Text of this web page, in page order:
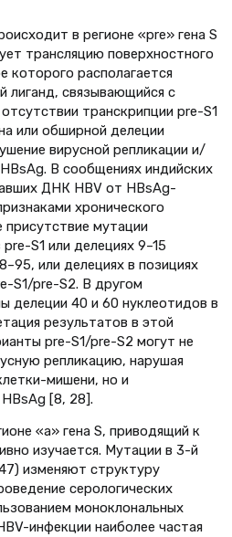
в регионе «pre» гена S
трансляцию поверхностного
которого располагается
лиганд, связывающийся с
транскрипции pre-S1
или обширной делеции
вирусной репликации и/
В сообщениях индийских
ДНК НВV от HBsAg-
хронического
присутствие мутации
S1 или делециях 9–15
или делециях в позициях
S1/pre-S2. В другом
делеции 40 и 60 нуклеотидов в
результатов в этой
pre-S1/pre-S2 могут не
репликацию, нарушая
мишени, но и
[8, 28].
«а» гена S, приводящий к
изучается. Мутации в 3-й
изменяют структуру
серологических
моноклональных
инфекции наиболее частая